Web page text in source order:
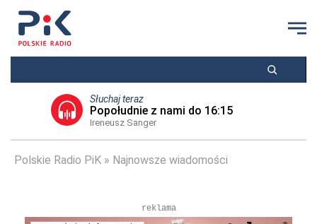
Słuchaj teraz
Popołudnie z nami do 16:15
Ireneusz Sanger
Polskie Radio PiK Najnowsze wiadomości
reklama